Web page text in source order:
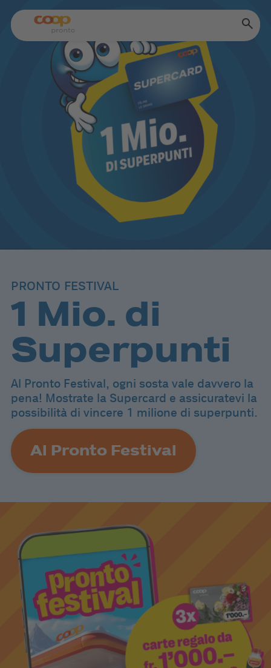
PRONTO FESTIVAL
1 Mio. di
Superpunti
Al Pronto Festival, ogni sosta vale davvero la
pena! Mostrate la Supercard e assicuratevi la
possibilità di vincere 1 milione di superpunti.
Al Pronto Festival